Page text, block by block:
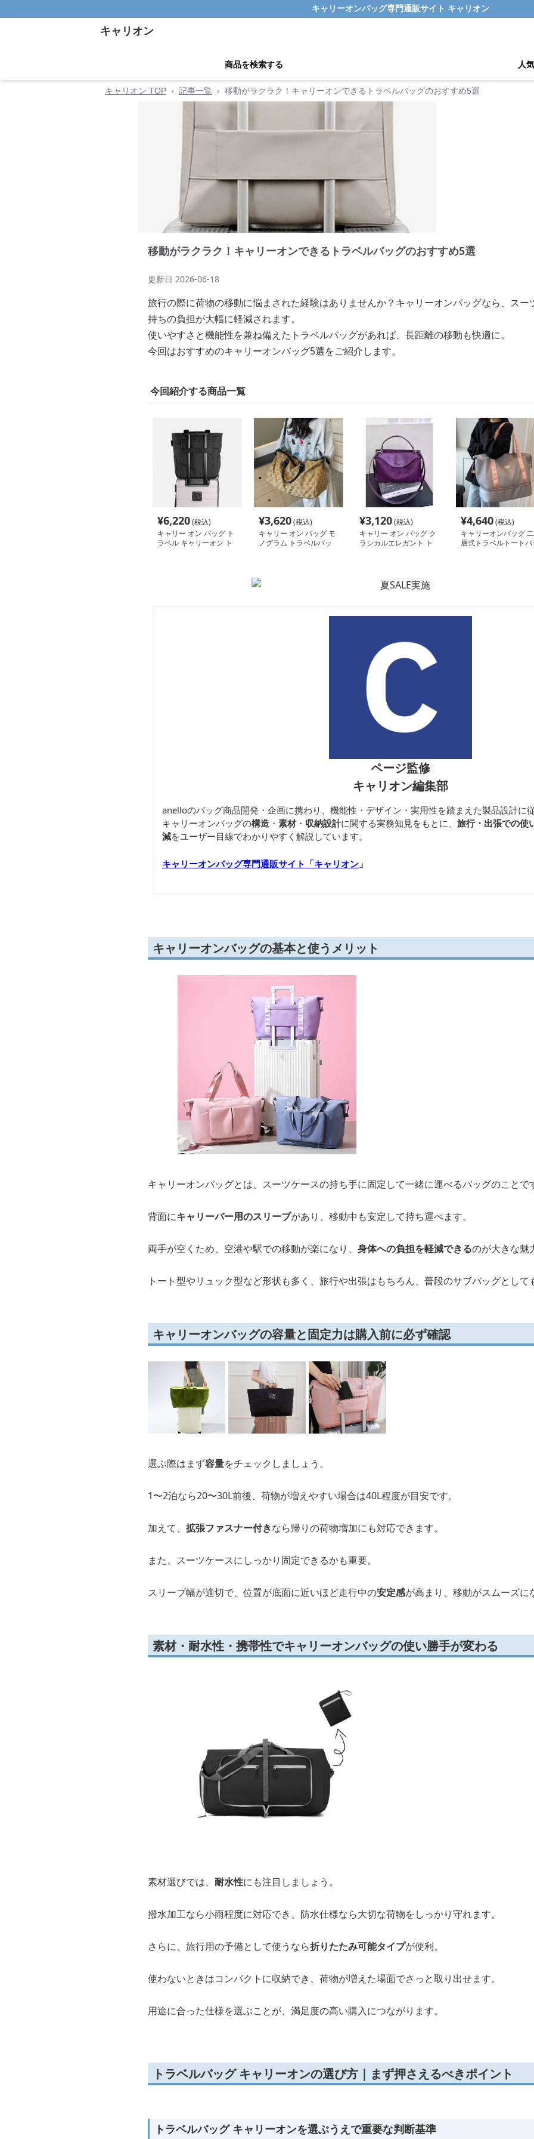
キャリーオンバッグ専門通販サイト キャリオン
キャリオン
商品を検索する 人
キャリオン TOP › 記事一覧 › 移動がラクラク！キャリーオンできるトラベルバッグのおすすめ5選
移動がラクラク！キャリーオンできるトラベルバッグのおすすめ5選
更新日 2026-06-18
旅行の際に荷物の移動に悩まされた経験はありませんか？キャリーオンバッグなら、ス
持ちの負担が大幅に軽減されます。
使いやすさと機能性を兼ね備えたトラベルバッグがあれば、長距離の移動も快適に。
今回はおすすめのキャリーオンバッグ5選をご紹介します。
今回紹介する商品一覧
¥6,220(税込)
キャリー オン バッグ ト
ラベル キャリーオン ト
¥3,620(税込)
キャリー オン バッグ モ
ノグラム トラベルバッ
¥3,120(税込)
キャリー オン バッグ ク
ラシカルエレガント ト
¥4,640(税込)
キャリーオンバッグ 二
層式トラベルトートバ
ページ監修
キャリオン編集部
anelloのバッグ商品開発・企画に携わり、機能性・デザイン・実用性を踏まえた製品設計に
キャリーオンバッグの構造 ・ 素材・ 収納設計に関する実務知見をもとに、 旅行・出張での使
減をユーザー目線でわかりやすく解説しています。
キャリーオンバッグ専門通販サイト「キャリオン 」
キャリーオンバッグの基本と使うメリット
キャリーオンバッグとは、スーツケースの持ち手に固定して一緒に運べるバッグのことで
背面にキャリーバー用のスリーブがあり、移動中も安定して持ち運べます。
両手が空くため、空港や駅での移動が楽になり、 身体への負担を軽減できるのが大きな魅
トート型やリュック型など形状も多く、旅行や出張はもちろん、普段のサブバッグとして
キャリーオンバッグの容量と固定力は購入前に必ず確認
選ぶ際はまず容量をチェックしましょう。
1〜2泊なら20〜30L前後、荷物が増えやすい場合は40L程度が目安です。
加えて、 拡張ファスナー付きなら帰りの荷物増加にも対応できます。
また、スーツケースにしっかり固定できるかも重要。
スリーブ幅が適切で、位置が底面に近いほど走行中の安定感が高まり、移動がスムーズに
素材・耐水性・携帯性でキャリーオンバッグの使い勝手が変わる
素材選びでは、 耐水性にも注目しましょう。
撥水加工なら小雨程度に対応でき、防水仕様なら大切な荷物をしっかり守れます。
さらに、旅行用の予備として使うなら折りたたみ可能タイプが便利。
使わないときはコンパクトに収納でき、荷物が増えた場面でさっと取り出せます。
用途に合った仕様を選ぶことが、満足度の高い購入につながります。
トラベルバッグ キャリーオンの選び方｜まず押さえるべきポイント
トラベルバッグ キャリーオンを選ぶうえで重要な判断基準